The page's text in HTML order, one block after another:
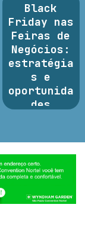
Black
Friday nas
Feiras de
Negócios:
estratégia
s e
oportunida
des
essencial para
potencializar vendas,
fortalecer parcerias e
atrair novos clientes
em um dos períodos...